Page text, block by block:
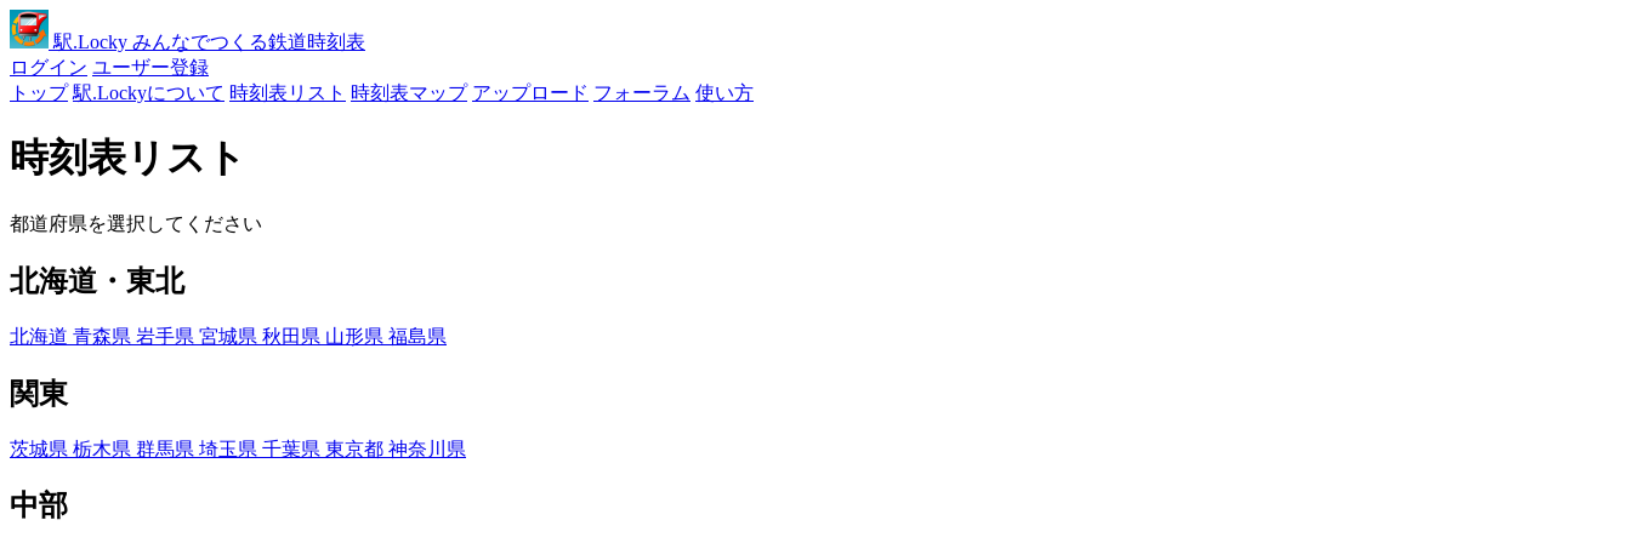
駅.Locky みんなでつくる鉄道時刻表
ログイン ユーザー登録
トップ 駅.Lockyについて 時刻表リスト 時刻表マップ アップロード フォーラム 使い方
時刻表リスト
都道府県を選択してください
北海道・東北
北海道 青森県 岩手県 宮城県 秋田県 山形県 福島県
関東
茨城県 栃木県 群馬県 埼玉県 千葉県 東京都 神奈川県
中部